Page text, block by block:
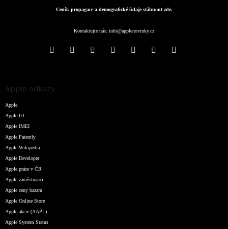
Ceník propagace a demografické údaje stáhnout zde.
Kontaktujte nás: info@applenovinky.cz
Apple odkazy
Apple
Apple ID
Apple IMEI
Apple Patently
Apple Wikipedia
Apple Developer
Apple práce v ČR
Apple zaměstnanci
Apple ceny bazaru
Apple Online Store
Apple akcie (AAPL)
Apple System Status